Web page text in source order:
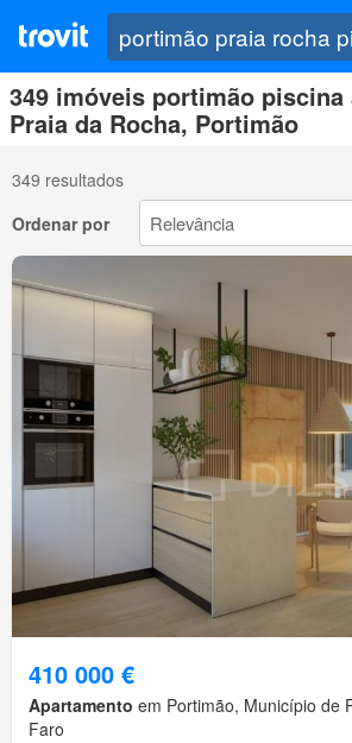
349 imóveis portimão piscina
Praia da Rocha, Portimão
349 resultados
Ordenar por
410 000 €
Apartamento em Portimão, Município de
Faro